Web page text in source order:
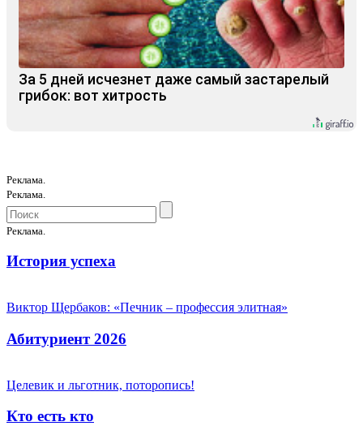
За 5 дней исчезнет даже самый застарелый
грибок: вот хитрость
Реклама.
Реклама.
Реклама.
История успеха
Виктор Щербаков: «Печник – профессия элитная»
Абитуриент 2026
Целевик и льготник, поторопись!
Кто есть кто